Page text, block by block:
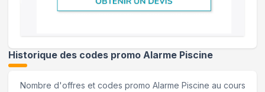
Historique des codes promo Alarme Piscine
Nombre d'offres et codes promo Alarme Piscine au cours